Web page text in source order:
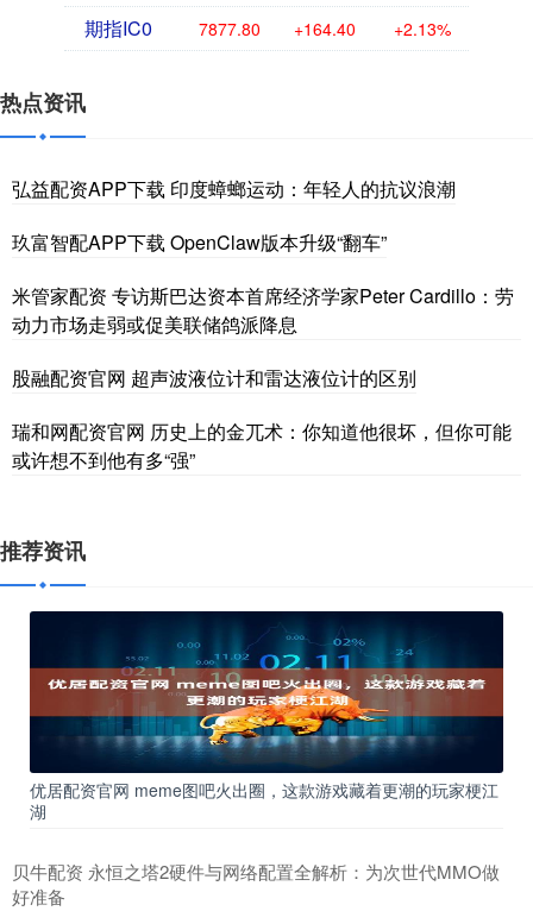
期指IC0 7877.80 +164.40 +2.13%
热点资讯
弘益配资APP下载 印度蟑螂运动：年轻人的抗议浪潮
玖富智配APP下载 OpenClaw版本升级“翻车”
米管家配资 专访斯巴达资本首席经济学家Peter Cardillo：劳
动力市场走弱或促美联储鸽派降息
股融配资官网 超声波液位计和雷达液位计的区别
瑞和网配资官网 历史上的金兀术：你知道他很坏，但你可能
或许想不到他有多“强”
推荐资讯
优居配资官网 meme图吧火出圈，这款游戏藏着更潮的玩家梗江
湖
贝牛配资 永恒之塔2硬件与网络配置全解析：为次世代MMO做
好准备